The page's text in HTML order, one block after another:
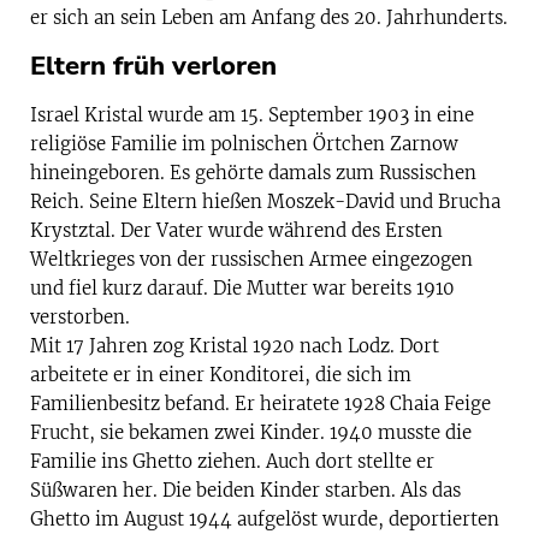
er sich an sein Leben am Anfang des 20. Jahrhunderts.
Eltern früh verloren
Israel Kristal wurde am 15. September 1903 in eine
religiöse Familie im polnischen Örtchen Zarnow
hineingeboren. Es gehörte damals zum Russischen
Reich. Seine Eltern hießen Moszek-David und Brucha
Krystztal. Der Vater wurde während des Ersten
Weltkrieges von der russischen Armee eingezogen
und fiel kurz darauf. Die Mutter war bereits 1910
verstorben.
Mit 17 Jahren zog Kristal 1920 nach Lodz. Dort
arbeitete er in einer Konditorei, die sich im
Familienbesitz befand. Er heiratete 1928 Chaia Feige
Frucht, sie bekamen zwei Kinder. 1940 musste die
Familie ins Ghetto ziehen. Auch dort stellte er
Süßwaren her. Die beiden Kinder starben. Als das
Ghetto im August 1944 aufgelöst wurde, deportierten